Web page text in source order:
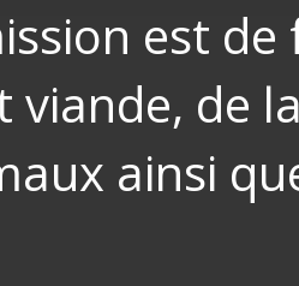
est
viande, de
ainsi